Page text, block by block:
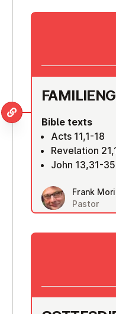
Bible texts
Acts 11,1-18
Revelation
John 13,31-35
Frank
Pastor